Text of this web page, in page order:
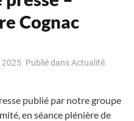
Cognac
2025. Publié dansActualité.
publié par notre groupe
en séance plénière de